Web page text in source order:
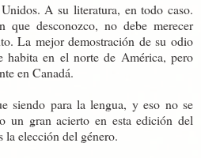
A su literatura, en todo caso.
que desconozco, no debe merecer
La mejor demostración de su odio
habita en el norte de América, pero
en Canadá.
siendo para la lengua, y eso no se
un gran acierto en esta edición del
la elección del género.